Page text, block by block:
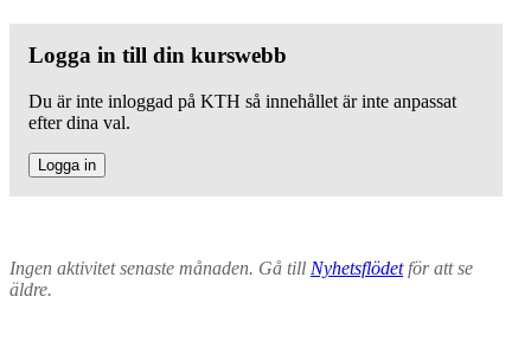
Logga in till din kurswebb
Du är inte inloggad på KTH så innehållet är inte anpassat
efter dina val.
Logga in
Ingen aktivitet senaste månaden. Gå till Nyhetsflödetför att se
äldre.